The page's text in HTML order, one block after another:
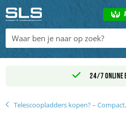
24/7 online
Telescoopladders kopen? –